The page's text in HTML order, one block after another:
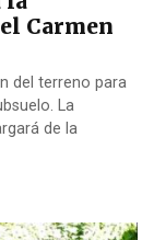
Carmen
del terreno para
La
de la